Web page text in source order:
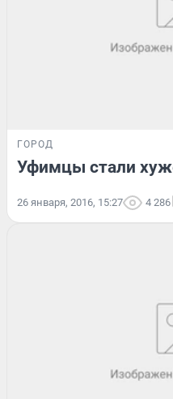
ГОРОД
Уфимцы стали
26 января, 2016, 15:27 4 286